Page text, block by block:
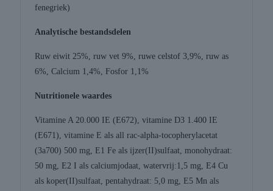
fenegriek)
Analytische bestandsdelen
Ruw eiwit 25%, ruw vet 9%, ruwe celstof 3,9%, ruw as
6%, Calcium 1,4%, Fosfor 1,1%
Nutritionele waardes
Vitamine A 20.000 IE (E672), vitamine D3 1.400 IE
(E671), vitamine E als all rac-alpha-tocopherylacetat
(3a700) 500 mg, E1 Fe als ijzer(II)sulfaat, monohydraat:
50 mg, E2 I als calciumjodaat, watervrij:1,5 mg, E4 Cu
als koper(II)sulfaat, pentahydraat: 5,0 mg, E5 Mn als